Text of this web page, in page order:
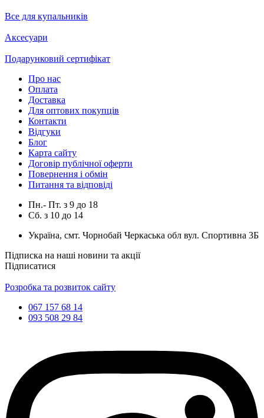
Все для купальників
Аксесуари
Подарунковий сертифікат
Про нас
Оплата
Доставка
Для оптових покупців
Контакти
Відгуки
Блог
Карта сайту
Договір публічної оферти
Повернення і обмін
Питання та відповіді
Пн.- Пт. з 9 до 18
Сб. з 10 до 14
Україна, смт. Чорнобай Черкаська обл вул. Спортивна 3Б
Підписка на наші новини та акції
Підписатися
Розробка та розвиток сайту
067 157 68 14
093 508 29 84